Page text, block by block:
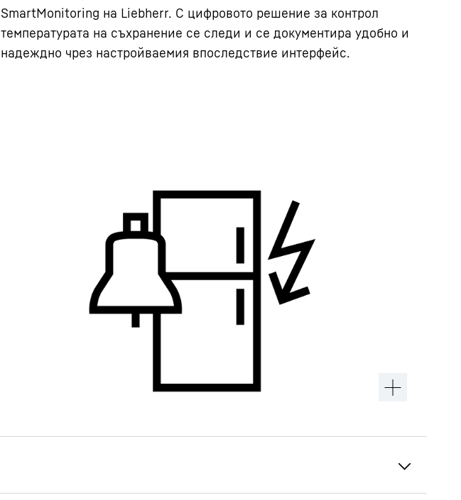
SmartMonitoring на Liebherr. С цифровото решение за контрол
температурата на съхранение се следи и се документира удобно и
надеждно чрез настройваемия впоследствие интерфейс.